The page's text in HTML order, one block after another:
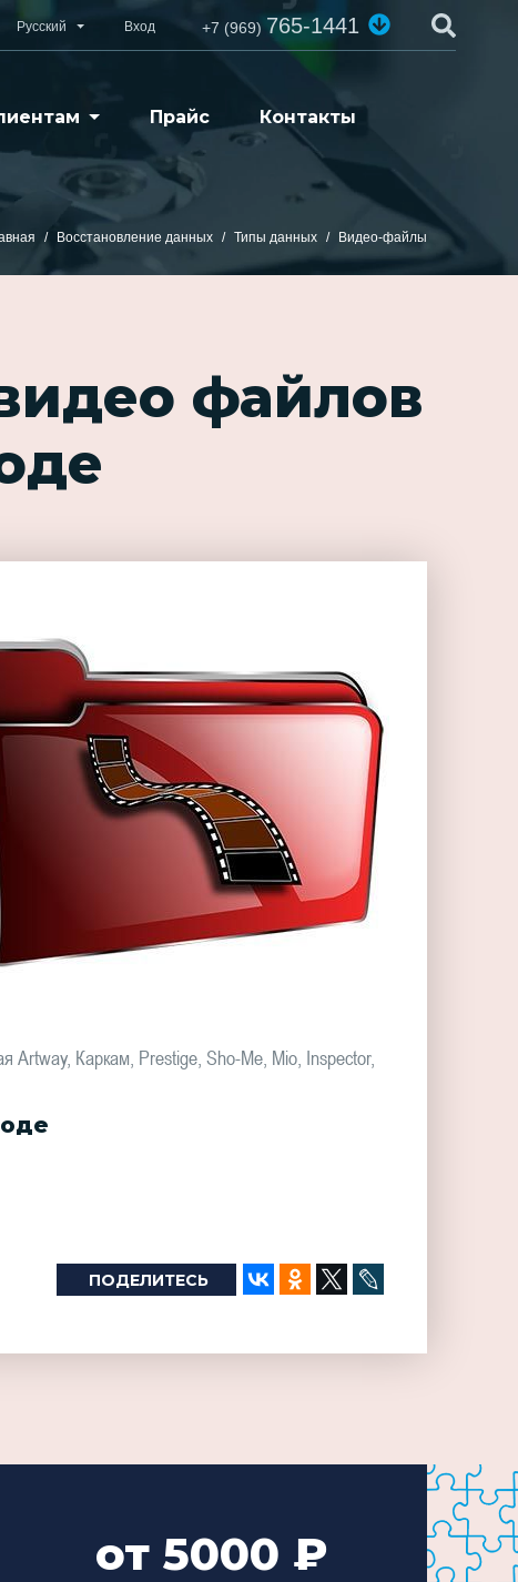
Прайс Контакты
Русский Вход +7 (969)765-1441
Восстановление данных Типы данных Видео-файлы
файлов
Каркам, Prestige, Sho-Me, Mio, Inspector,
ПОДЕЛИТЕСЬ
от 5000